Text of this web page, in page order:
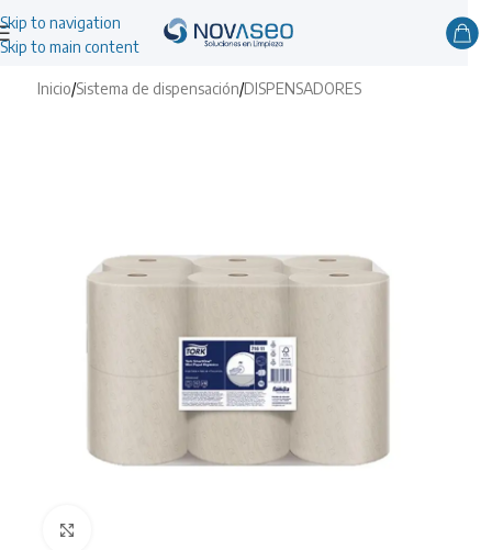
Skip to navigation
Skip to main content
Inicio/Sistema de dispensación/DISPENSADORES